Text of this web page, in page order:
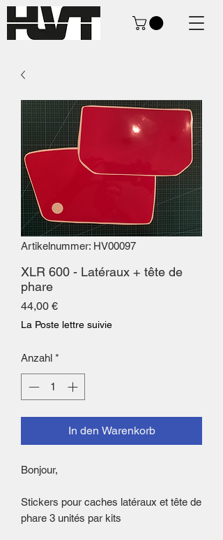
Artikelnummer: HV00097
XLR 600 - Latéraux + tête de
phare
44,00 €Preis
La Poste lettre suivie
Anzahl *
In den Warenkorb
Bonjour,
Stickers pour caches latéraux et tête de
phare 3 unités par kits